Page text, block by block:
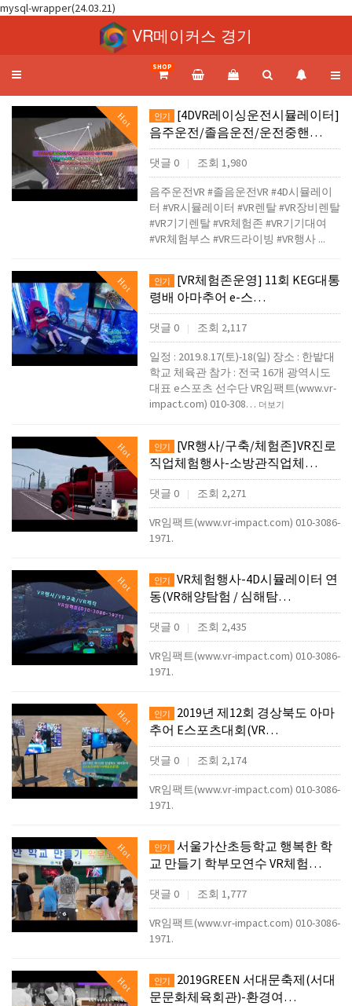
mysql-wrapper(24.03.21)
VR메이커스 경기
Toggle
SHOP
Hot 인기
[4DVR레이싱운전시뮬레이터]
음주운전/졸음운전/운전중핸…
댓글 0 조회 1,980
음주운전VR #졸음운전VR #4D시뮬레이
터 #VR시뮬레이터 #VR렌탈 #VR장비렌탈
#VR기기렌탈 #VR체험존 #VR기기대여
#VR체험부스 #VR드라이빙 #VR행사 ...
Hot 인기
[VR체험존운영] 11회 KEG대통
령배 아마추어 e-스…
댓글 0 조회 2,117
일정 : 2019.8.17(토)-18(일) 장소 : 한밭대
학교 체육관 참가 : 전국 16개 광역시도
대표 e스포츠 선수단 VR임팩트(www.vr-
impact.com) 010-308… 더보기
Hot 인기
[VR행사/구축/체험존]VR진로
직업체험행사-소방관직업체…
댓글 0 조회 2,271
VR임팩트(www.vr-impact.com) 010-3086-
1971.
Hot 인기
VR체험행사-4D시뮬레이터 연
동(VR해양탐험 / 심해탐…
댓글 0 조회 2,435
VR임팩트(www.vr-impact.com) 010-3086-
1971.
Hot 인기
2019년 제12회 경상북도 아마
추어 E스포츠대회(VR…
댓글 0 조회 2,174
VR임팩트(www.vr-impact.com) 010-3086-
1971.
Hot 인기
서울가산초등학교 행복한 학
교 만들기 학부모연수 VR체험…
댓글 0 조회 1,777
VR임팩트(www.vr-impact.com) 010-3086-
1971.
Hot 인기
2019GREEN 서대문축제(서대
문문화체육회관)-환경여…